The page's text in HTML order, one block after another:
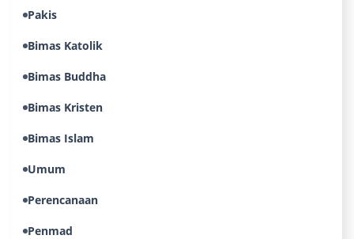
Pakis
Bimas Katolik
Bimas Buddha
Bimas Kristen
Bimas Islam
Umum
Perencanaan
Penmad